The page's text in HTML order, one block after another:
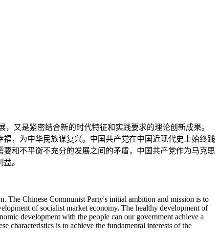
又是紧密结合新的时代特征和实践要求的理论创新成果。
，为中华民族谋复兴。中国共产党在中国近现代史上始终践
和不平衡不充分的发展之间的矛盾，中国共产党作为马克思
。
The Chinese Communist Party's initial ambition and mission is to
of socialist market economy. The healthy development of
development with the people can our government achieve a
characteristics is to achieve the fundamental interests of the